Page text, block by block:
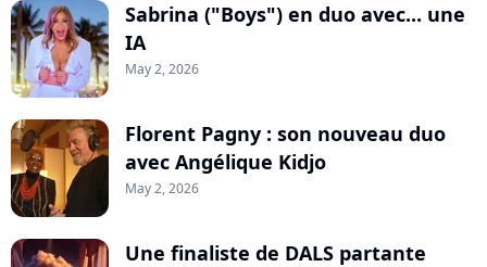
Sabrina ("Boys") en duo avec... une
IA
May 2, 2026
Florent Pagny : son nouveau duo
avec Angélique Kidjo
May 2, 2026
Une finaliste de DALS partante